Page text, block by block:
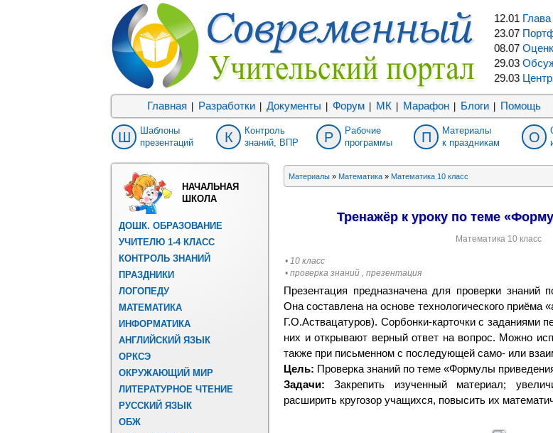
12.01
23.07
08.07
29.03
29.03
Главная Разработки Документы Форум МК Марафон Блоги Помощь
Ш
Шаблоны
презентаций
К
Контроль
знаний, ВПР
Р
Рабочие
программы
П
Материалы
к праздникам
О
НАЧАЛЬНАЯ
ШКОЛА
ДОШК. ОБРАЗОВАНИЕ
УЧИТЕЛЮ 1-4 КЛАСС
КОНТРОЛЬ ЗНАНИЙ
ПРАЗДНИКИ
ЛОГОПЕДУ
МАТЕМАТИКА
ИНФОРМАТИКА
АНГЛИЙСКИЙ ЯЗЫК
ОРКСЭ
ОКРУЖАЮЩИЙ МИР
ЛИТЕРАТУРНОЕ ЧТЕНИЕ
РУССКИЙ ЯЗЫК
ОБЖ
Материалы » Математика » Математика 10 класс
Тренажёр к уроку по теме
Математика 10 класс
• 10 класс
• проверка знаний , презентация
Презентация предназначена для проверки знаний
Она составлена на основе технологического приёма
Г.О.Аствацатуров). Сорбонки-карточки с заданиями
них и открывают верный ответ на вопрос. Можно
также при письменном с последующей само- или
Цель: Проверка знаний по теме «Формулы
Задачи: Закрепить изученный материал;
расширить кругозор учащихся, повысить их